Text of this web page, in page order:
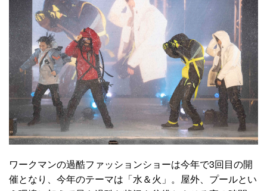
ワークマンの過酷ファッションショーは今年で3回目の開
催となり、今年のテーマは「水＆火」。屋外、プールとい